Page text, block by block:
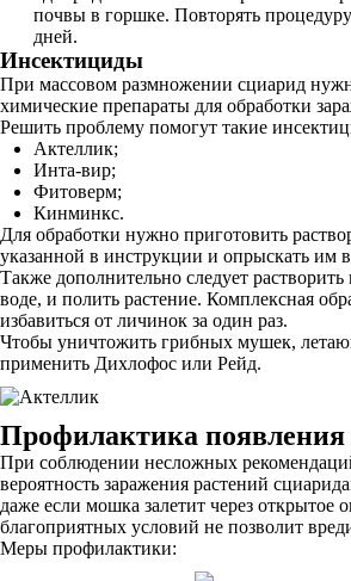
почвы в горшке. Повторять
дней.
Инсектициды
При массовом размножении сциарид
химические препараты для обработки
Решить проблему помогут такие
Актеллик;
Инта-вир;
Фитоверм;
Кинминкс.
Для обработки нужно приготовить
указанной в инструкции и опрыскать им
Также дополнительно следует
воде, и полить растение. Комплексная
избавиться от личинок за один раз.
Чтобы уничтожить грибных мушек,
применить Дихлофос или Рейд.
Профилактика
При соблюдении несложных
вероятность заражения растений
даже если мошка залетит через открытое
благоприятных условий не позволит
Меры профилактики: